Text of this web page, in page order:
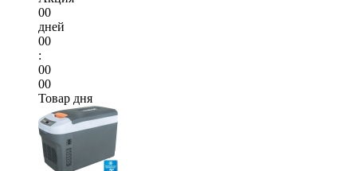
00
дней
00
:
00
00
Товар дня